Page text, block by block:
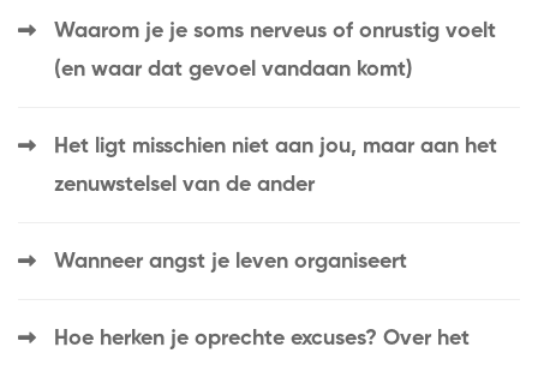
Waarom je je soms nerveus of onrustig voelt
(en waar dat gevoel vandaan komt)
Het ligt misschien niet aan jou, maar aan het
zenuwstelsel van de ander
Wanneer angst je leven organiseert
Hoe herken je oprechte excuses? Over het